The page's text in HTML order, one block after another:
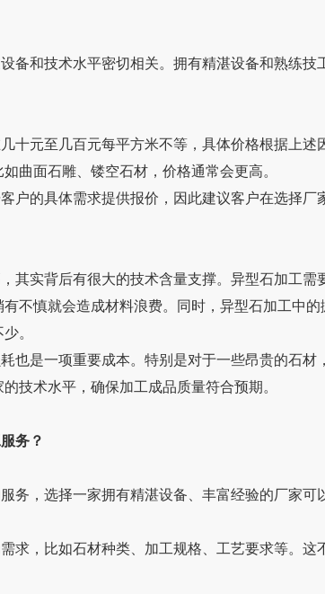
技术水平密切相关。拥有精湛设备和熟练技工的
十元至几百元每平方米不等，具体价格根据上述
曲面石雕、镂空石材，价格通常会更高。
的具体需求提供报价，因此建议客户在选择厂家之
，其实背后有很大的技术含量支撑。异型石加工需
不慎就会造成材料浪费。同时，异型石加工中的
。
也是一项重要成本。特别是对于一些昂贵的石材
技术水平，确保加工成品质量符合预期。
？
，选择一家拥有精湛设备、丰富经验的厂家可
，比如石材种类、加工规格、工艺要求等